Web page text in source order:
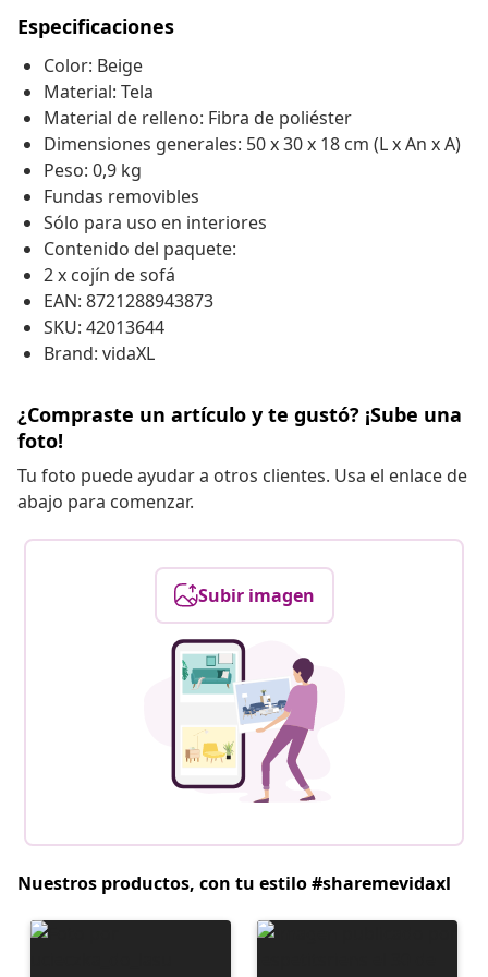
Especificaciones
Color: Beige
Material: Tela
Material de relleno: Fibra de poliéster
Dimensiones generales: 50 x 30 x 18 cm (L x An x A)
Peso: 0,9 kg
Fundas removibles
Sólo para uso en interiores
Contenido del paquete:
2 x cojín de sofá
EAN: 8721288943873
SKU: 42013644
Brand: vidaXL
¿Compraste un artículo y te gustó? ¡Sube una
foto!
Tu foto puede ayudar a otros clientes. Usa el enlace de
abajo para comenzar.
Subir imagen
Nuestros productos, con tu estilo #sharemevidaxl